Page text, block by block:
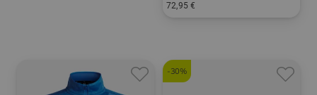
72,95 €
-30%